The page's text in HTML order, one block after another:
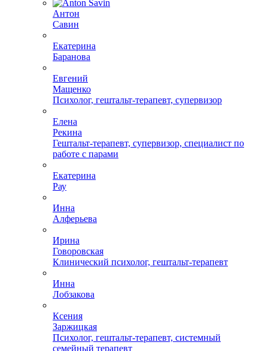
Антон
Савин
Екатерина
Баранова
Евгений
Мащенко
Психолог, гештальт-терапевт, супервизор
Елена
Рекина
Гештальт-терапевт, супервизор, специалист по
работе с парами
Екатерина
Рау
Инна
Алферьева
Ирина
Говоровская
Клинический психолог, гештальт-терапевт
Инна
Лобзакова
Ксения
Заржицкая
Психолог, гештальт-терапевт, системный
семейный терапевт